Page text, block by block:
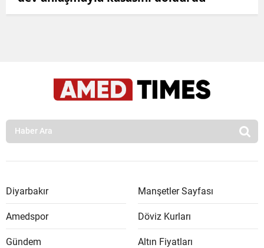
Diyarbakır
Amedspor
Gündem
Manşetler Sayfası
Döviz Kurları
Altın Fiyatları